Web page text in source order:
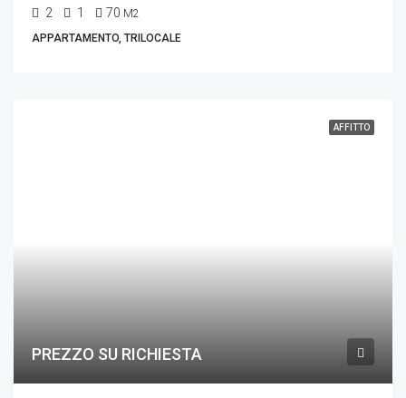
2 1 70 M2
APPARTAMENTO, TRILOCALE
AFFITTO
PREZZO SU RICHIESTA